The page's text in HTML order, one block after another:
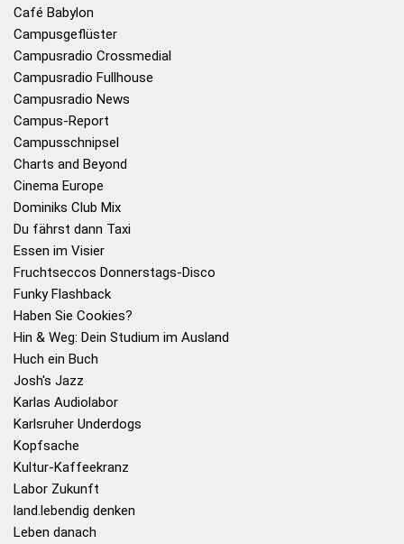
Café Babylon
Campusgeflüster
Campusradio Crossmedial
Campusradio Fullhouse
Campusradio News
Campus-Report
Campusschnipsel
Charts and Beyond
Cinema Europe
Dominiks Club Mix
Du fährst dann Taxi
Essen im Visier
Fruchtseccos Donnerstags-Disco
Funky Flashback
Haben Sie Cookies?
Hin & Weg: Dein Studium im Ausland
Huch ein Buch
Josh's Jazz
Karlas Audiolabor
Karlsruher Underdogs
Kopfsache
Kultur-Kaffeekranz
Labor Zukunft
land.lebendig denken
Leben danach